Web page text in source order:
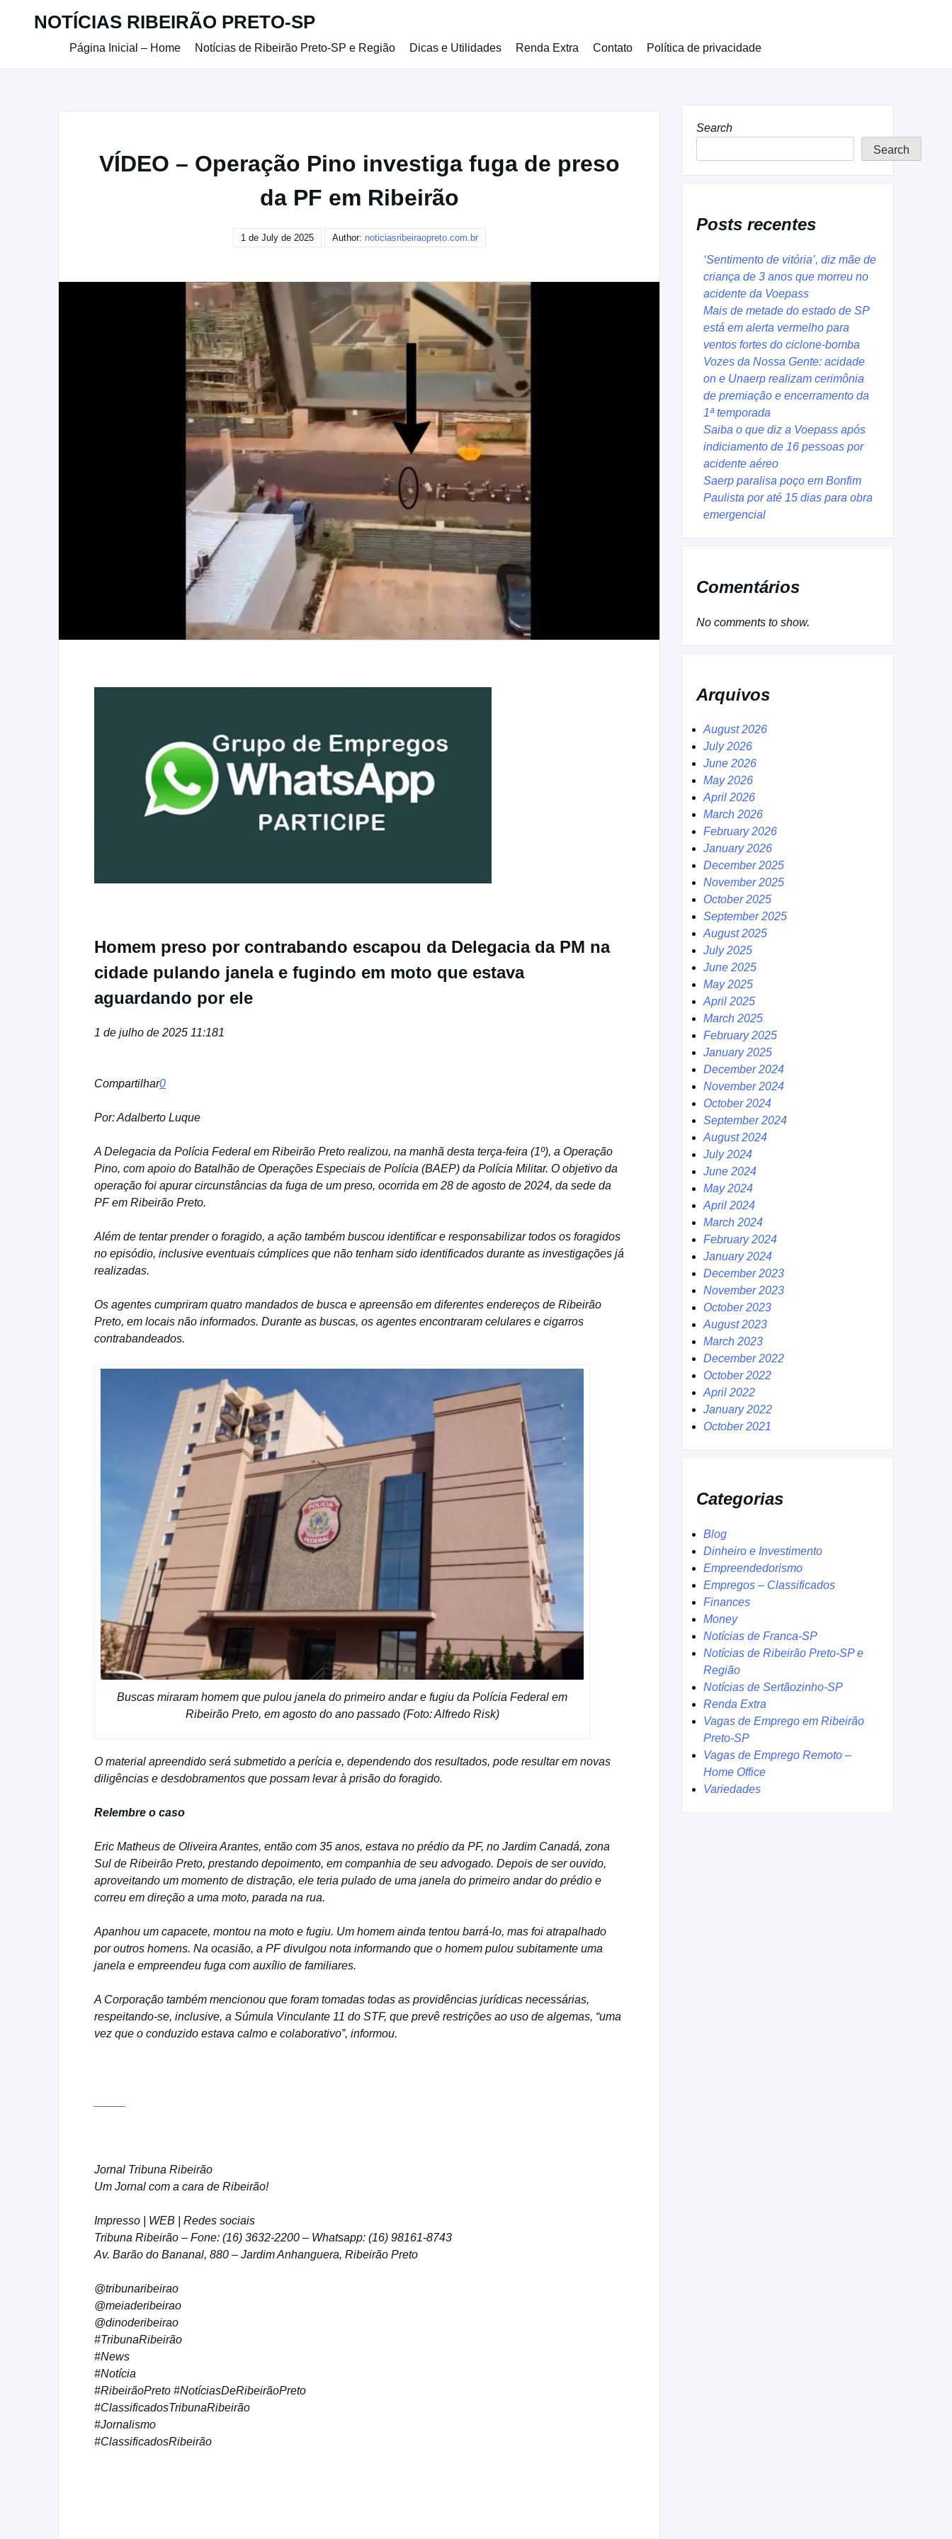
NOTÍCIAS RIBEIRÃO PRETO-SP
Página Inicial – Home Notícias de Ribeirão Preto-SP e Região Dicas e Utilidades Renda Extra Contato Política de privacidade
VÍDEO – Operação Pino investiga fuga de preso
da PF em Ribeirão
1 de July de 2025 Author: noticiasribeiraopreto.com.br
Homem preso por contrabando escapou da Delegacia da PM na
cidade pulando janela e fugindo em moto que estava
aguardando por ele
1 de julho de 2025 11:181
Compartilhar0
Por: Adalberto Luque
A Delegacia da Polícia Federal em Ribeirão Preto realizou, na manhã desta terça-feira (1º), a Operação
Pino, com apoio do Batalhão de Operações Especiais de Polícia (BAEP) da Polícia Militar. O objetivo da
operação foi apurar circunstâncias da fuga de um preso, ocorrida em 28 de agosto de 2024, da sede da
PF em Ribeirão Preto.
Além de tentar prender o foragido, a ação também buscou identificar e responsabilizar todos os foragidos
no episódio, inclusive eventuais cúmplices que não tenham sido identificados durante as investigações já
realizadas.
Os agentes cumpriram quatro mandados de busca e apreensão em diferentes endereços de Ribeirão
Preto, em locais não informados. Durante as buscas, os agentes encontraram celulares e cigarros
contrabandeados.
Buscas miraram homem que pulou janela do primeiro andar e fugiu da Polícia Federal em
Ribeirão Preto, em agosto do ano passado (Foto: Alfredo Risk)
O material apreendido será submetido a perícia e, dependendo dos resultados, pode resultar em novas
diligências e desdobramentos que possam levar à prisão do foragido.
Relembre o caso
Eric Matheus de Oliveira Arantes, então com 35 anos, estava no prédio da PF, no Jardim Canadá, zona
Sul de Ribeirão Preto, prestando depoimento, em companhia de seu advogado. Depois de ser ouvido,
aproveitando um momento de distração, ele teria pulado de uma janela do primeiro andar do prédio e
correu em direção a uma moto, parada na rua.
Apanhou um capacete, montou na moto e fugiu. Um homem ainda tentou barrá-lo, mas foi atrapalhado
por outros homens. Na ocasião, a PF divulgou nota informando que o homem pulou subitamente uma
janela e empreendeu fuga com auxílio de familiares.
A Corporação também mencionou que foram tomadas todas as providências jurídicas necessárias,
respeitando-se, inclusive, a Súmula Vinculante 11 do STF, que prevê restrições ao uso de algemas, “uma
vez que o conduzido estava calmo e colaborativo”, informou.
Jornal Tribuna Ribeirão
Um Jornal com a cara de Ribeirão!
Impresso | WEB | Redes sociais
Tribuna Ribeirão – Fone: (16) 3632-2200 – Whatsapp: (16) 98161-8743
Av. Barão do Bananal, 880 – Jardim Anhanguera, Ribeirão Preto
@tribunaribeirao
@meiaderibeirao
@dinoderibeirao
#TribunaRibeirão
#News
#Notícia
#RibeirãoPreto #NotíciasDeRibeirãoPreto
#ClassificadosTribunaRibeirão
#Jornalismo
#ClassificadosRibeirão
Search
Search
Posts recentes
‘Sentimento de vitória’, diz mãe de
criança de 3 anos que morreu no
acidente da Voepass
Mais de metade do estado de SP
está em alerta vermelho para
ventos fortes do ciclone-bomba
Vozes da Nossa Gente: acidade
on e Unaerp realizam cerimônia
de premiação e encerramento da
1ª temporada
Saiba o que diz a Voepass após
indiciamento de 16 pessoas por
acidente aéreo
Saerp paralisa poço em Bonfim
Paulista por até 15 dias para obra
emergencial
Comentários
No comments to show.
Arquivos
August 2026
July 2026
June 2026
May 2026
April 2026
March 2026
February 2026
January 2026
December 2025
November 2025
October 2025
September 2025
August 2025
July 2025
June 2025
May 2025
April 2025
March 2025
February 2025
January 2025
December 2024
November 2024
October 2024
September 2024
August 2024
July 2024
June 2024
May 2024
April 2024
March 2024
February 2024
January 2024
December 2023
November 2023
October 2023
August 2023
March 2023
December 2022
October 2022
April 2022
January 2022
October 2021
Categorias
Blog
Dinheiro e Investimento
Empreendedorismo
Empregos – Classificados
Finances
Money
Notícias de Franca-SP
Notícias de Ribeirão Preto-SP e
Região
Notícias de Sertãozinho-SP
Renda Extra
Vagas de Emprego em Ribeirão
Preto-SP
Vagas de Emprego Remoto –
Home Office
Variedades